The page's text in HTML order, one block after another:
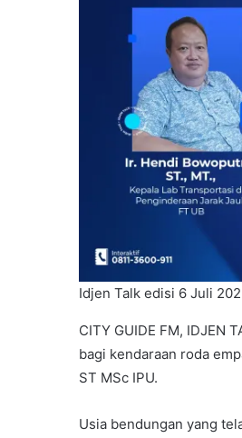
Idjen Talk edisi 6 Juli
CITY GUIDE FM, IDJEN
bagi kendaraan roda
ST MSc IPU.
Usia bendungan yang